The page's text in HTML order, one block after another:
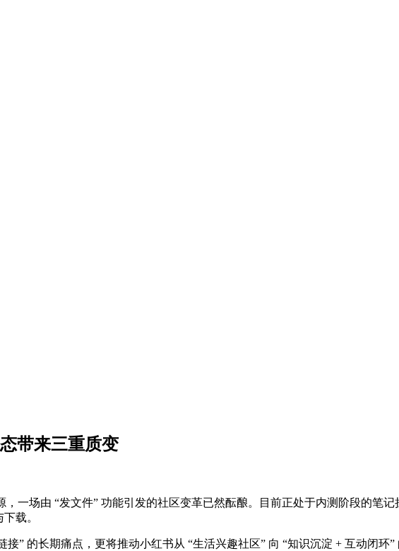
带来三重质变
一场由 “发文件” 功能引发的社区变革已然酝酿。目前正处于内测阶段的笔
载。
” 的长期痛点，更将推动小红书从 “生活兴趣社区” 向 “知识沉淀 + 互动闭环